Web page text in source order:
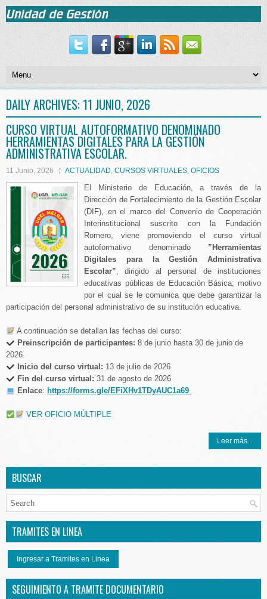
DAILY ARCHIVES: 11 JUNIO, 2026
CURSO VIRTUAL AUTOFORMATIVO DENOMINADO
HERRAMIENTAS DIGITALES PARA LA GESTIÓN
ADMINISTRATIVA ESCOLAR.
11 Junio, 2026 ACTUALIDAD, CURSOS VIRTUALES, OFICIOS
El Ministerio de Educación, a través de la
Dirección de Fortalecimiento de la Gestión Escolar
(DIF), en el marco del Convenio de Cooperación
Interinstitucional suscrito con la Fundación
Romero, viene promoviendo el curso virtual
autoformativo denominado ”Herramientas
Digitales para la Gestión Administrativa
Escolar”, dirigido al personal de instituciones
educativas públicas de Educación Básica; motivo
por el cual se le comunica que debe garantizar la
participación del personal administrativo de su institución educativa.
A continuación se detallan las fechas del curso:
Preinscripción de participantes: 8 de junio hasta 30 de junio de
2026.
Inicio del curso virtual: 13 de julio de 2026
Fin del curso virtual: 31 de agosto de 2026
Enlace: https://forms.gle/EFiXHv1TDyAUC1a69
VER OFICIO MÚLTIPLE
Leer más...
BUSCAR
TRAMITES EN LINEA
Ingresar a Tramites en Linea
SEGUIMIENTO A TRAMITE DOCUMENTARIO